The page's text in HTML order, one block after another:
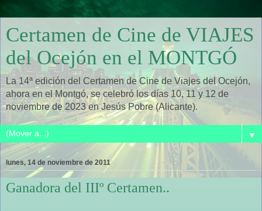
Certamen de Cine de VIAJES
del Ocejón en el MONTGÓ
La 14ª edición del Certamen de Cine de Viajes del Ocejón,
ahora en el Montgó, se celebró los días 10, 11 y 12 de
noviembre de 2023 en Jesús Pobre (Alicante).
▼
lunes, 14 de noviembre de 2011
Ganadora del IIIº Certamen..